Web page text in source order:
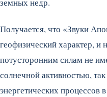
земных недр.
Получается, что «Звуки
геофизический характер, и
потусторонним силам не
солнечной активностью,
энергетических процессов